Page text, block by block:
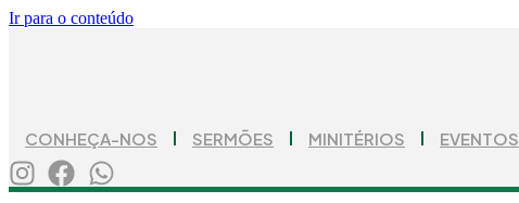
Ir para o conteúdo
CONHEÇA-NOS SERMÕES MINITÉRIOS EVENTOS